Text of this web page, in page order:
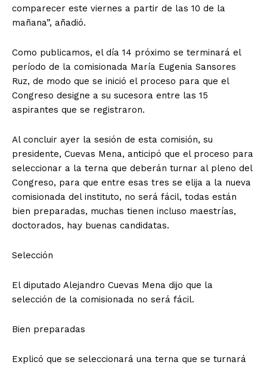
comparecer este viernes a partir de las 10 de la
mañana”, añadió.
Como publicamos, el día 14 próximo se terminará el
período de la comisionada María Eugenia Sansores
Ruz, de modo que se inició el proceso para que el
Congreso designe a su sucesora entre las 15
aspirantes que se registraron.
Al concluir ayer la sesión de esta comisión, su
presidente, Cuevas Mena, anticipó que el proceso para
seleccionar a la terna que deberán turnar al pleno del
Congreso, para que entre esas tres se elija a la nueva
comisionada del instituto, no será fácil, todas están
bien preparadas, muchas tienen incluso maestrías,
doctorados, hay buenas candidatas.
Selección
El diputado Alejandro Cuevas Mena dijo que la
selección de la comisionada no será fácil.
Bien preparadas
Explicó que se seleccionará una terna que se turnará